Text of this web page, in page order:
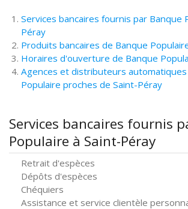
Services bancaires fournis par Banque
Péray
Produits bancaires de Banque
Horaires d'ouverture de Banque
Agences et distributeurs automatiques
Populaire proches de Saint-Péray
Services bancaires fournis
Populaire à Saint-Péray
Retrait d'espèces
Dépôts d'espèces
Chéquiers
Assistance et service clientèle